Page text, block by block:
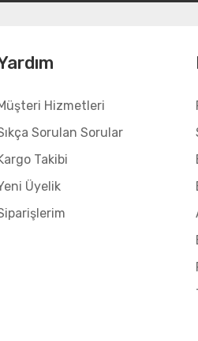
Hizmetleri
Sorulan Sorular
Takibi
Üyelik